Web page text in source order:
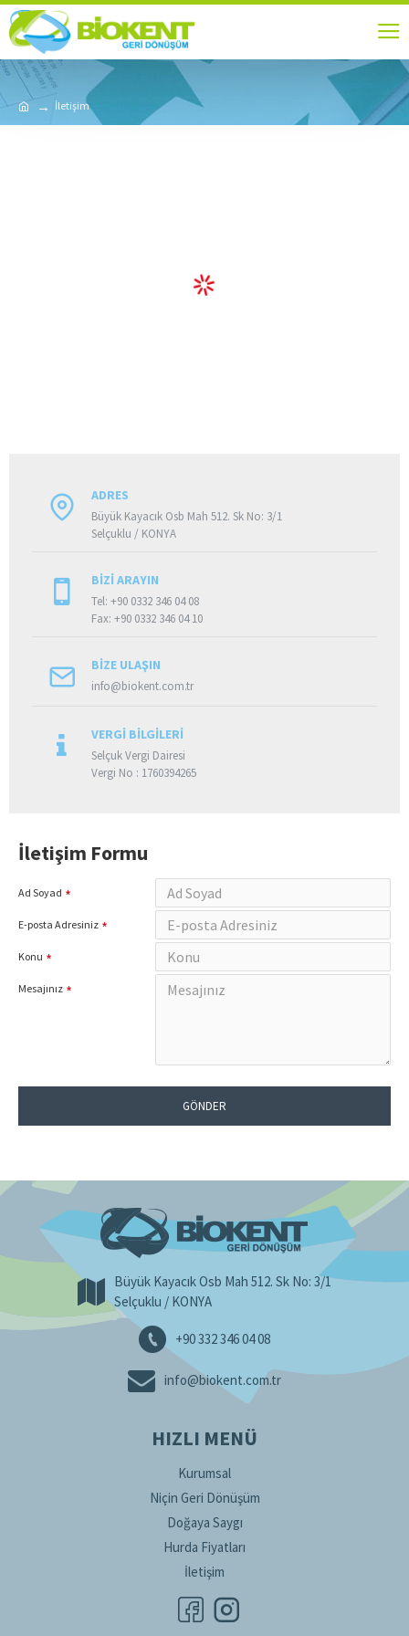
İletişim
ADRES
Büyük Kayacık Osb Mah 512. Sk No: 3/1
Selçuklu / KONYA
BIZI ARAYIN
Tel: +90 0332 346 04 08
Fax: +90 0332 346 04 10
BIZE ULAŞIN
info@biokent.com.tr
VERGI BILGILERI
Selçuk Vergi Dairesi
Vergi No : 1760394265
İletişim Formu
Ad Soyad
E-posta Adresiniz
Konu
Mesajınız
GÖNDER
Büyük Kayacık Osb Mah 512. Sk No: 3/1
Selçuklu / KONYA
+90 332 346 04 08
info@biokent.com.tr
HIZLI MENÜ
Kurumsal
Niçin Geri Dönüşüm
Doğaya Saygı
Hurda Fiyatları
İletişim